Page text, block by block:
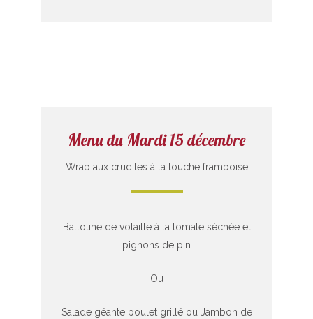
Menu du Mardi 15 décembre
Wrap aux crudités à la touche framboise
Ballotine de volaille à la tomate séchée et
pignons de pin
Ou
Salade géante poulet grillé ou Jambon de